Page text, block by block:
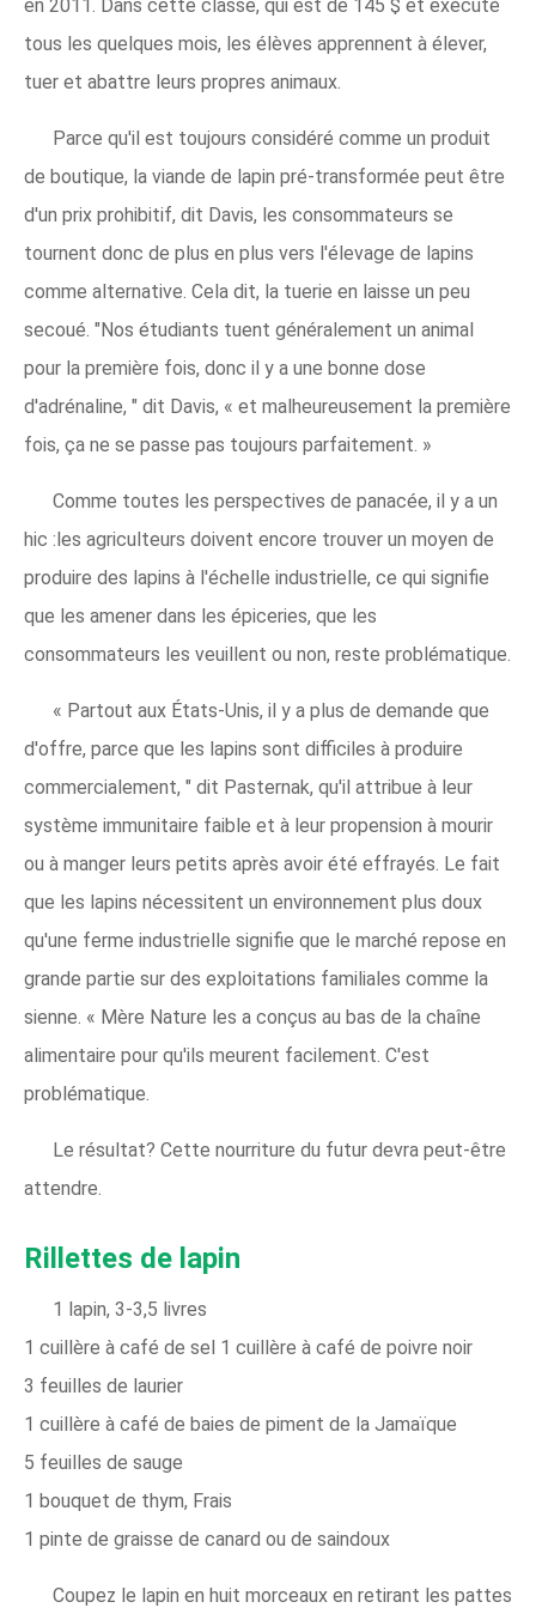
en 2011. Dans cette classe, qui est de 145 $ et exécuté
tous les quelques mois, les élèves apprennent à élever,
tuer et abattre leurs propres animaux.
Parce qu'il est toujours considéré comme un produit
de boutique, la viande de lapin pré-transformée peut être
d'un prix prohibitif, dit Davis, les consommateurs se
tournent donc de plus en plus vers l'élevage de lapins
comme alternative. Cela dit, la tuerie en laisse un peu
secoué. "Nos étudiants tuent généralement un animal
pour la première fois, donc il y a une bonne dose
d'adrénaline, " dit Davis, « et malheureusement la première
fois, ça ne se passe pas toujours parfaitement. »
Comme toutes les perspectives de panacée, il y a un
hic :les agriculteurs doivent encore trouver un moyen de
produire des lapins à l'échelle industrielle, ce qui signifie
que les amener dans les épiceries, que les
consommateurs les veuillent ou non, reste problématique.
« Partout aux États-Unis, il y a plus de demande que
d'offre, parce que les lapins sont difficiles à produire
commercialement, " dit Pasternak, qu'il attribue à leur
système immunitaire faible et à leur propension à mourir
ou à manger leurs petits après avoir été effrayés. Le fait
que les lapins nécessitent un environnement plus doux
qu'une ferme industrielle signifie que le marché repose en
grande partie sur des exploitations familiales comme la
sienne. « Mère Nature les a conçus au bas de la chaîne
alimentaire pour qu'ils meurent facilement. C'est
problématique.
Le résultat? Cette nourriture du futur devra peut-être
attendre.
Rillettes de lapin
1 lapin, 3-3,5 livres
1 cuillère à café de sel 1 cuillère à café de poivre noir
3 feuilles de laurier
1 cuillère à café de baies de piment de la Jamaïque
5 feuilles de sauge
1 bouquet de thym, Frais
1 pinte de graisse de canard ou de saindoux
Coupez le lapin en huit morceaux en retirant les pattes